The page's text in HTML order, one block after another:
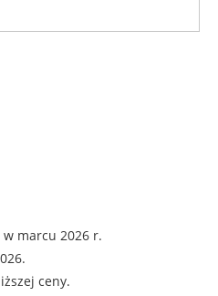
marcu 2026 r.
ceny.